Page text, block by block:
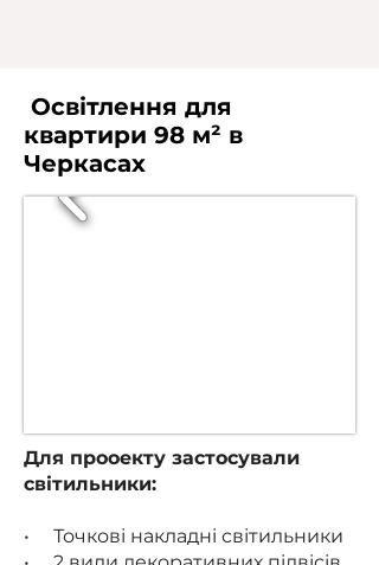
Освітлення для
квартири 98 м² в
Черкасах
Для прооекту застосували
світильники:
• Точкові накладні світильники